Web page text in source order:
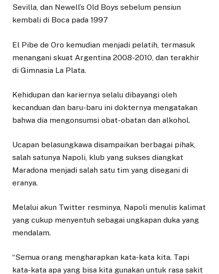
Sevilla, dan Newell’s Old Boys sebelum pensiun
kembali di Boca pada 1997
El Pibe de Oro kemudian menjadi pelatih, termasuk
menangani skuat Argentina 2008-2010, dan terakhir
di Gimnasia La Plata.
Kehidupan dan kariernya selalu dibayangi oleh
kecanduan dan baru-baru ini dokternya mengatakan
bahwa dia mengonsumsi obat-obatan dan alkohol.
Ucapan belasungkawa disampaikan berbagai pihak,
salah satunya Napoli, klub yang sukses diangkat
Maradona menjadi salah satu tim yang disegani di
eranya.
Melalui akun Twitter resminya, Napoli menulis kalimat
yang cukup menyentuh sebagai ungkapan duka yang
mendalam.
“Semua orang mengharapkan kata-kata kita. Tapi
kata-kata apa yang bisa kita gunakan untuk rasa sakit